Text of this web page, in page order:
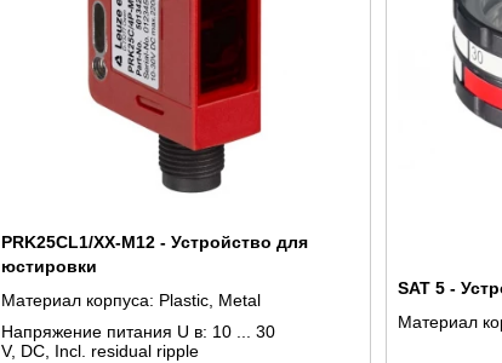
PRK25CL1/XX-M12 - Устройство для
юстировки
Материал корпуса: Plastic, Metal
Напряжение питания U в: 10 ... 30
V, DC, Incl. residual ripple
SAT 5 -
Материал